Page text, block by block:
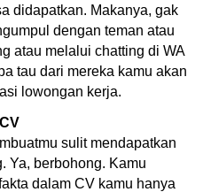
didapatkan. Makanya, gak
dengan teman atau
atau melalui chatting di WA
tau dari mereka kamu akan
lowongan kerja.
sulit mendapatkan
Ya, berbohong. Kamu
dalam CV kamu hanya